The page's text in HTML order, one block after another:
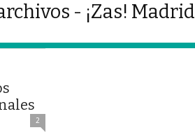
- ¡Zas! Madrid
2